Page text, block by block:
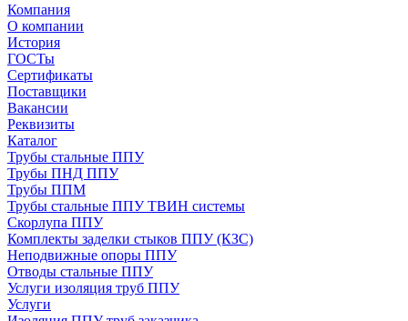
Компания
О компании
История
ГОСТы
Сертификаты
Поставщики
Вакансии
Реквизиты
Каталог
Трубы стальные ППУ
Трубы ПНД ППУ
Трубы ППМ
Трубы стальные ППУ ТВИН системы
Скорлупа ППУ
Комплекты заделки стыков ППУ (КЗС)
Неподвижные опоры ППУ
Отводы стальные ППУ
Услуги изоляция труб ППУ
Услуги